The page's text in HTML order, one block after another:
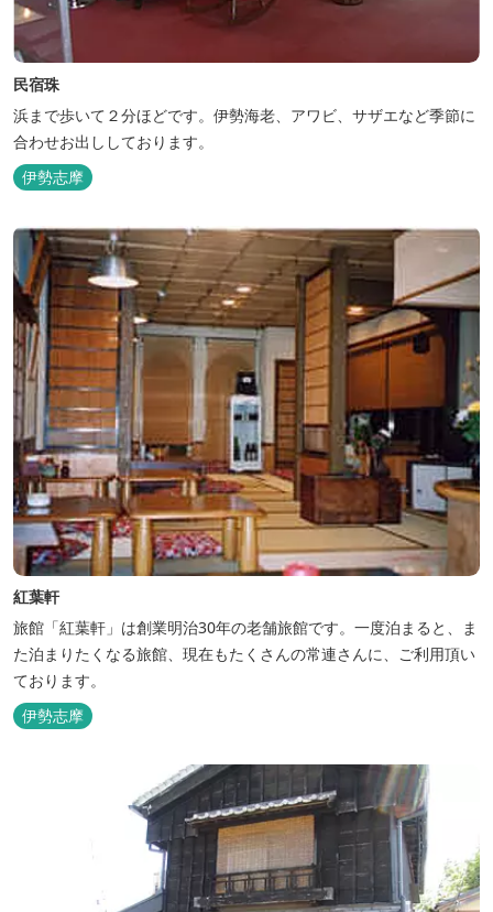
民宿珠
浜まで歩いて２分ほどです。伊勢海老、アワビ、サザエなど季節に
合わせお出ししております。
伊勢志摩
紅葉軒
旅館「紅葉軒」は創業明治30年の老舗旅館です。一度泊まると、ま
た泊まりたくなる旅館、現在もたくさんの常連さんに、ご利用頂い
ております。
伊勢志摩